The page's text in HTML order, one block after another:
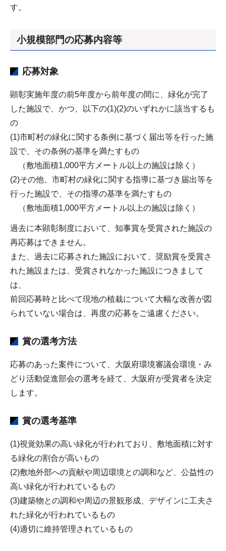
す。
小規模部門の応募内容等
応募対象
顕彰実施年度の前5年度から前年度の間に、緑化が完了
した施設で、かつ、以下の(1)(2)のいずれかに該当するも
の
(1)市町村の緑化に関する条例に基づく届出等を行った施
設で、その条例の基準を満たすもの
（敷地面積1,000平方メートル以上の施設は除く）
(2)その他、市町村の緑化に関する指導に基づき届出等を
行った施設で、その指導の基準を満たすもの
（敷地面積1,000平方メートル以上の施設は除く）
過去に本顕彰制度において、知事賞を受賞された施設の
再応募はできません。
また、過去に応募された施設において、奨励賞を受賞さ
れた施設または、受賞されなかった施設につきまして
は、
前回応募時と比べて現地の植栽について大幅な改善が図
られていない場合は、再度の応募をご遠慮ください。
賞の選考方法
応募のあった案件について、大阪府環境審議会環境・み
どり活動促進部会の選考を経て、大阪府が受賞者を決定
します。
賞の選考基準
(1)視覚効果の高い緑化が行われており、敷地面積に対す
る緑化の割合が高いもの
(2)敷地外部への貢献や周辺環境との調和など、公益性の
高い緑化が行われているもの
(3)建築物との調和や周辺の景観形成、デザインに工夫さ
れた緑化が行われているもの
(4)適切に維持管理されているもの